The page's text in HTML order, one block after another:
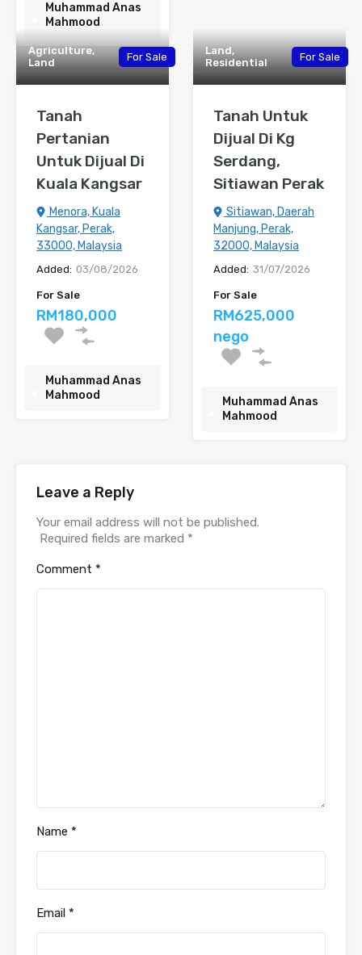
Muhammad Anas
Mahmood
Agriculture,
Land
For Sale
Tanah
Pertanian
Untuk Dijual Di
Kuala Kangsar
Menora, Kuala
Kangsar, Perak,
33000, Malaysia
Added: 03/08/2026
For Sale
RM180,000
Muhammad Anas
Mahmood
Land,
Residential
For Sale
Tanah Untuk
Dijual Di Kg
Serdang,
Sitiawan Perak
Sitiawan, Daerah
Manjung, Perak,
32000, Malaysia
Added: 31/07/2026
For Sale
RM625,000
nego
Muhammad Anas
Mahmood
Leave a Reply
Your email address will not be published.
Required fields are marked *
Comment *
Name *
Email *